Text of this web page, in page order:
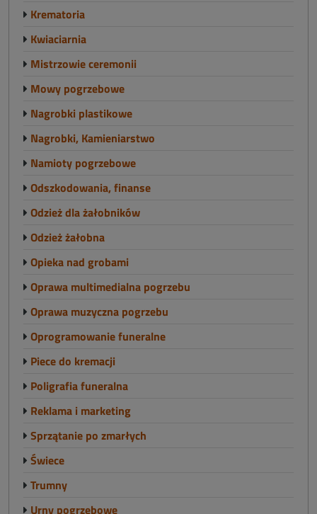
Krematoria
Kwiaciarnia
Mistrzowie ceremonii
Mowy pogrzebowe
Nagrobki plastikowe
Nagrobki, Kamieniarstwo
Namioty pogrzebowe
Odszkodowania, finanse
Odzież dla żałobników
Odzież żałobna
Opieka nad grobami
Oprawa multimedialna pogrzebu
Oprawa muzyczna pogrzebu
Oprogramowanie funeralne
Piece do kremacji
Poligrafia funeralna
Reklama i marketing
Sprzątanie po zmarłych
Świece
Trumny
Urny pogrzebowe